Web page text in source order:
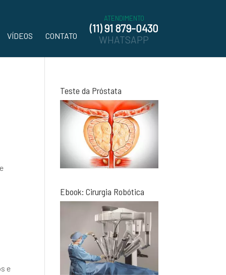
VÍDEOS CONTATO
ATENDIMENTO
(11) 91 879-0430
WHATSAPP
e
Teste da Próstata
Ebook: Cirurgia Robótica